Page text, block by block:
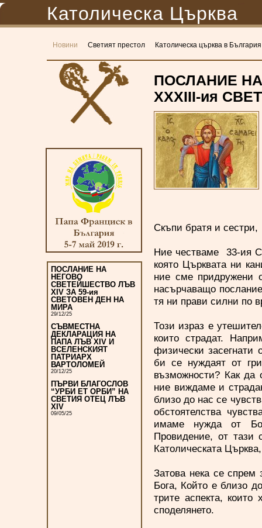
Католическа Църква
Новини Светият престол Католическа църква в България
ПОСЛАНИЕ НА
НЕГОВО
СВЕТЕЙШЕСТВО ЛЪВ
XIV ЗА 59-ия
СВЕТОВЕН ДЕН НА
МИРА
29/12/25
СЪВМЕСТНА
ДЕКЛАРАЦИЯ НА
ПАПА ЛЪВ XIV И
ВСЕЛЕНСКИЯТ
ПАТРИАРХ
ВАРТОЛОМЕЙ
20/12/25
ПЪРВИ БЛАГОСЛОВ
“УРБИ ЕТ ОРБИ” НА
СВЕТИЯ ОТЕЦ ЛЪВ
XIV
09/05/25
ПОСЛАНИЕ
XXXIII-ия
Скъпи братя и сестри,
Ние честваме 33-ия
която Църквата ни
ние сме придружени
насърчаващо
тя ни прави силни по
Този израз е
които страдат.
физически засегнати
би се нуждаят от
възможности? Как да
ние виждаме и
близо до нас се
обстоятелства
имаме нужда от
Провидение, от тази
Католическата
Затова нека се
Бога, Който е близо
трите аспекта, които
споделянето.